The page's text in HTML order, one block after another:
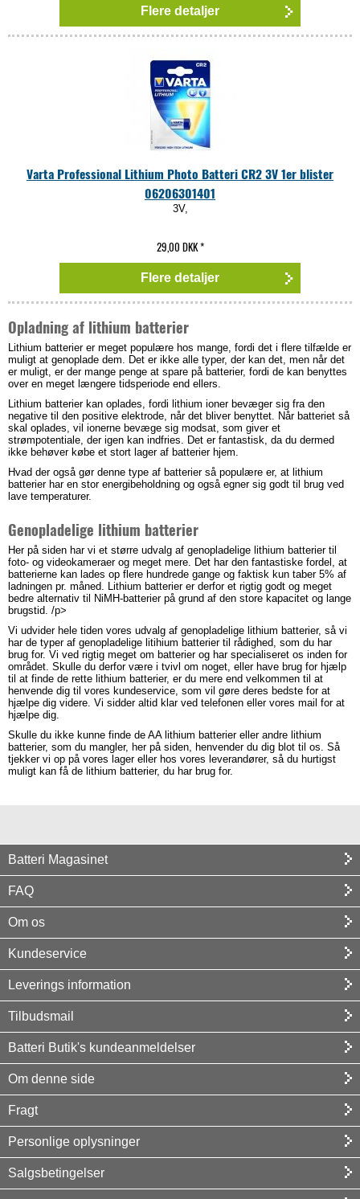
Flere detaljer
Varta Professional Lithium Photo Batteri CR2 3V 1er blister
06206301401
3V,
29,00 DKK*
Flere detaljer
Opladning af lithium batterier
Lithium batterier er meget populære hos mange, fordi det i flere tilfælde er
muligt at genoplade dem. Det er ikke alle typer, der kan det, men når det
er muligt, er der mange penge at spare på batterier, fordi de kan benyttes
over en meget længere tidsperiode end ellers.
Lithium batterier kan oplades, fordi lithium ioner bevæger sig fra den
negative til den positive elektrode, når det bliver benyttet. Når batteriet så
skal oplades, vil ionerne bevæge sig modsat, som giver et
strømpotentiale, der igen kan indfries. Det er fantastisk, da du dermed
ikke behøver købe et stort lager af batterier hjem.
Hvad der også gør denne type af batterier så populære er, at lithium
batterier har en stor energibeholdning og også egner sig godt til brug ved
lave temperaturer.
Genopladelige lithium batterier
Her på siden har vi et større udvalg af genopladelige lithium batterier til
foto- og videokameraer og meget mere. Det har den fantastiske fordel, at
batterierne kan lades op flere hundrede gange og faktisk kun taber 5% af
ladningen pr. måned. Lithium batterier er derfor et rigtig godt og meget
bedre alternativ til NiMH-batterier på grund af den store kapacitet og lange
brugstid. /p>
Vi udvider hele tiden vores udvalg af genopladelige lithium batterier, så vi
har de typer af genopladelige litihium batterier til rådighed, som du har
brug for. Vi ved rigtig meget om batterier og har specialiseret os inden for
området. Skulle du derfor være i tvivl om noget, eller have brug for hjælp
til at finde de rette lithium batterier, er du mere end velkommen til at
henvende dig til vores kundeservice, som vil gøre deres bedste for at
hjælpe dig videre. Vi sidder altid klar ved telefonen eller vores mail for at
hjælpe dig.
Skulle du ikke kunne finde de AA lithium batterier eller andre lithium
batterier, som du mangler, her på siden, henvender du dig blot til os. Så
tjekker vi op på vores lager eller hos vores leverandører, så du hurtigst
muligt kan få de lithium batterier, du har brug for.
Batteri Magasinet
FAQ
Om os
Kundeservice
Leverings information
Tilbudsmail
Batteri Butik's kundeanmeldelser
Om denne side
Fragt
Personlige oplysninger
Salgsbetingelser